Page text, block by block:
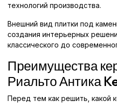
технологий производства.
Внешний вид плитки под
создания интерьерных
классического до
Преимущества
Риальто Антика
Перед тем как решить, какой